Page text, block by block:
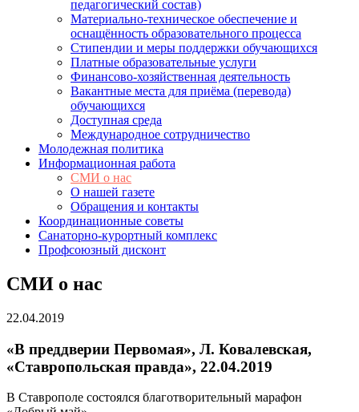
педагогический состав)
Материально-техническое обеспечение и
оснащённость образовательного процесса
Стипендии и меры поддержки обучающихся
Платные образовательные услуги
Финансово-хозяйственная деятельность
Вакантные места для приёма (перевода)
обучающихся
Доступная среда
Международное сотрудничество
Молодежная политика
Информационная работа
СМИ о нас
О нашей газете
Обращения и контакты
Координационные советы
Санаторно-курортный комплекс
Профсоюзный дисконт
СМИ о нас
22.04.2019
«В преддверии Первомая», Л. Ковалевская,
«Ставропольская правда», 22.04.2019
В Ставрополе состоялся благотворительный марафон